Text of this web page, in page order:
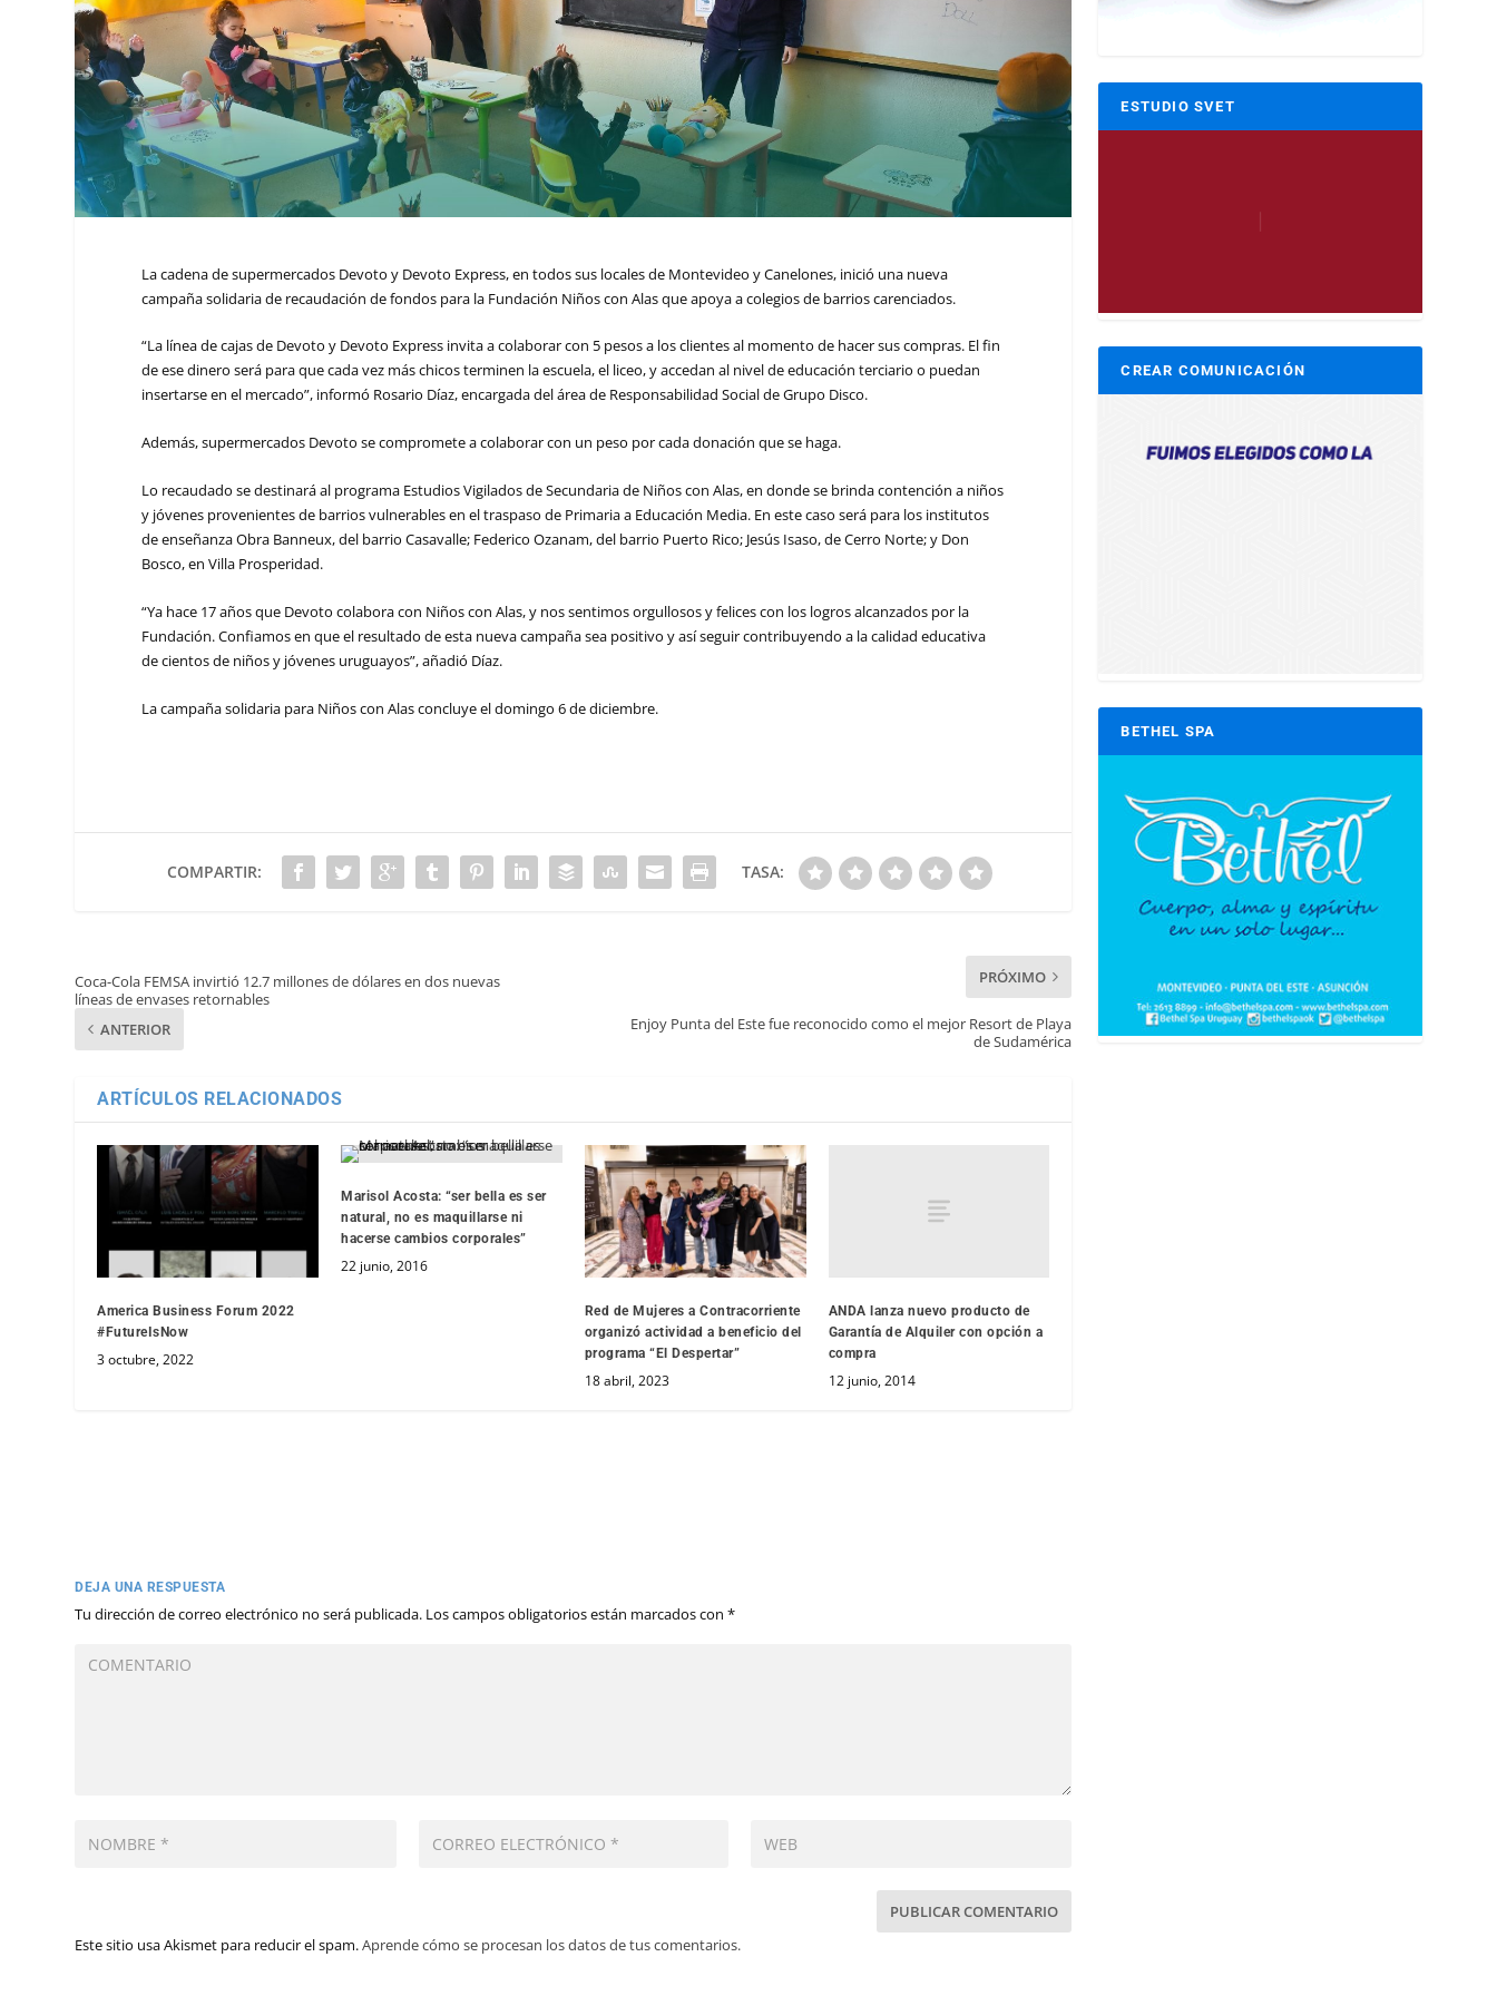
La cadena de supermercados Devoto y Devoto Express, en todos sus locales de Montevideo y Canelones, inició una nueva
campaña solidaria de recaudación de fondos para la Fundación Niños con Alas que apoya a colegios de barrios carenciados.
“La línea de cajas de Devoto y Devoto Express invita a colaborar con 5 pesos a los clientes al momento de hacer sus compras. El fin
de ese dinero será para que cada vez más chicos terminen la escuela, el liceo, y accedan al nivel de educación terciario o puedan
insertarse en el mercado”, informó Rosario Díaz, encargada del área de Responsabilidad Social de Grupo Disco.
Además, supermercados Devoto se compromete a colaborar con un peso por cada donación que se haga.
Lo recaudado se destinará al programa Estudios Vigilados de Secundaria de Niños con Alas, en donde se brinda contención a niños
y jóvenes provenientes de barrios vulnerables en el traspaso de Primaria a Educación Media. En este caso será para los institutos
de enseñanza Obra Banneux, del barrio Casavalle; Federico Ozanam, del barrio Puerto Rico; Jesús Isaso, de Cerro Norte; y Don
Bosco, en Villa Prosperidad.
“Ya hace 17 años que Devoto colabora con Niños con Alas, y nos sentimos orgullosos y felices con los logros alcanzados por la
Fundación. Confiamos en que el resultado de esta nueva campaña sea positivo y así seguir contribuyendo a la calidad educativa
de cientos de niños y jóvenes uruguayos”, añadió Díaz.
La campaña solidaria para Niños con Alas concluye el domingo 6 de diciembre.
COMPARTIR: TASA:
Coca-Cola FEMSA invirtió 12.7 millones de dólares en dos nuevas
líneas de envases retornables
ANTERIOR
PRÓXIMO
Enjoy Punta del Este fue reconocido como el mejor Resort de Playa
de Sudamérica
ARTÍCULOS RELACIONADOS
America Business Forum 2022
#FutureIsNow
3 octubre, 2022
Marisol Acosta: “ser bella es ser
natural, no es maquillarse ni
hacerse cambios corporales”
22 junio, 2016
Red de Mujeres a Contracorriente
organizó actividad a beneficio del
programa “El Despertar”
18 abril, 2023
ANDA lanza nuevo producto de
Garantía de Alquiler con opción a
compra
12 junio, 2014
DEJA UNA RESPUESTA
Tu dirección de correo electrónico no será publicada. Los campos obligatorios están marcados con*
Este sitio usa Akismet para reducir el spam.Aprende cómo se procesan los datos de tus comentarios.
ESTUDIO SVET
CREAR COMUNICACIÓN
BETHEL SPA